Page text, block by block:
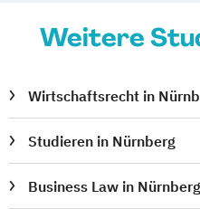
Weitere
Wirtschaftsrecht in
Studieren in Nürnberg
Business Law in